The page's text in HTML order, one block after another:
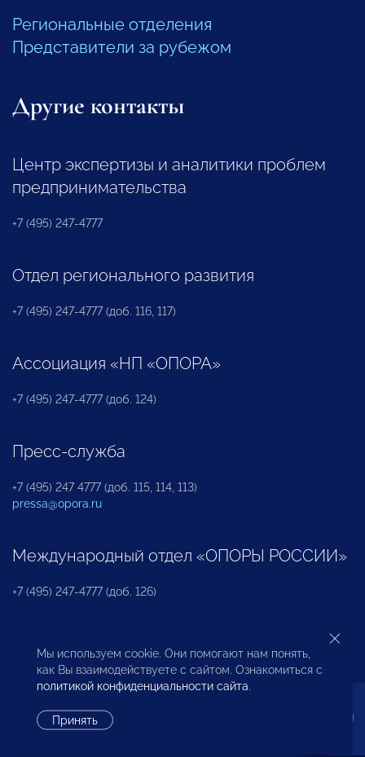
Региональные отделения
Представители за рубежом
Другие контакты
Центр экспертизы и аналитики проблем
предпринимательства
+7 (495) 247-4777
Отдел регионального развития
+7 (495) 247-4777 (доб. 116, 117)
Ассоциация «НП «ОПОРА»
+7 (495) 247-4777 (доб. 124)
Пресс-служба
+7 (495) 247 4777 (доб. 115, 114, 113)
pressa@opora.ru
Международный отдел «ОПОРЫ РОССИИ»
+7 (495) 247-4777 (доб. 126)
Бюро по защите прав предпринимателей и
инвесторов
Мы используем cookie. Они помогают нам понять,
как Вы взаимодействуете с сайтом. Ознакомиться с
политикой конфиденциальности сайта.
Принять